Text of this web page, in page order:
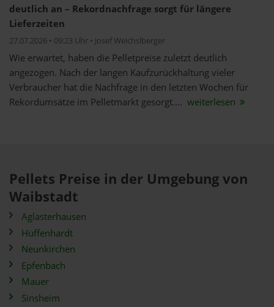
deutlich an – Rekordnachfrage sorgt für längere
Lieferzeiten
27.07.2026 • 09:23 Uhr • Josef Weichslberger
Wie erwartet, haben die Pelletpreise zuletzt deutlich
angezogen. Nach der langen Kaufzurückhaltung vieler
Verbraucher hat die Nachfrage in den letzten Wochen für
Rekordumsätze im Pelletmarkt gesorgt.... weiterlesen
Pellets Preise in der Umgebung von
Waibstadt
Aglasterhausen
Hüffenhardt
Neunkirchen
Epfenbach
Mauer
Sinsheim